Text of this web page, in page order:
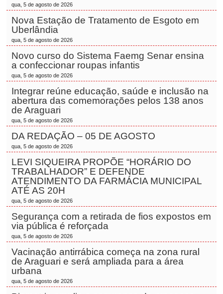
qua, 5 de agosto de 2026
Nova Estação de Tratamento de Esgoto em
Uberlândia
qua, 5 de agosto de 2026
Novo curso do Sistema Faemg Senar ensina
a confeccionar roupas infantis
qua, 5 de agosto de 2026
Integrar reúne educação, saúde e inclusão na
abertura das comemorações pelos 138 anos
de Araguari
qua, 5 de agosto de 2026
DA REDAÇÃO – 05 DE AGOSTO
qua, 5 de agosto de 2026
LEVI SIQUEIRA PROPÕE “HORÁRIO DO
TRABALHADOR” E DEFENDE
ATENDIMENTO DA FARMÁCIA MUNICIPAL
ATÉ AS 20H
qua, 5 de agosto de 2026
Segurança com a retirada de fios expostos em
via pública é reforçada
qua, 5 de agosto de 2026
Vacinação antirrábica começa na zona rural
de Araguari e será ampliada para a área
urbana
qua, 5 de agosto de 2026